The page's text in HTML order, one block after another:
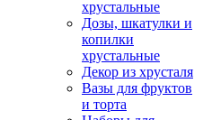
хрустальные
Дозы, шкатулки и
копилки
хрустальные
Декор из хрусталя
Вазы для фруктов
и торта